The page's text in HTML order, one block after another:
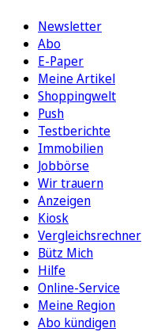
Newsletter
Abo
E-Paper
Meine Artikel
Shoppingwelt
Push
Testberichte
Immobilien
Jobbörse
Wir trauern
Anzeigen
Kiosk
Vergleichsrechner
Bütz Mich
Hilfe
Online-Service
Meine Region
Abo kündigen